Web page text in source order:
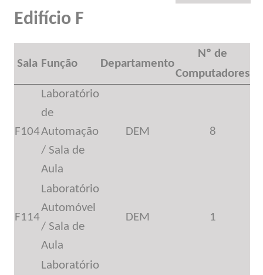
Edifício F
Sala Função Departamento
Nº de
Computadores
F104
Laboratório
de
Automação
/ Sala de
Aula
DEM 8
F114
Laboratório
Automóvel
/ Sala de
Aula
DEM 1
Laboratório